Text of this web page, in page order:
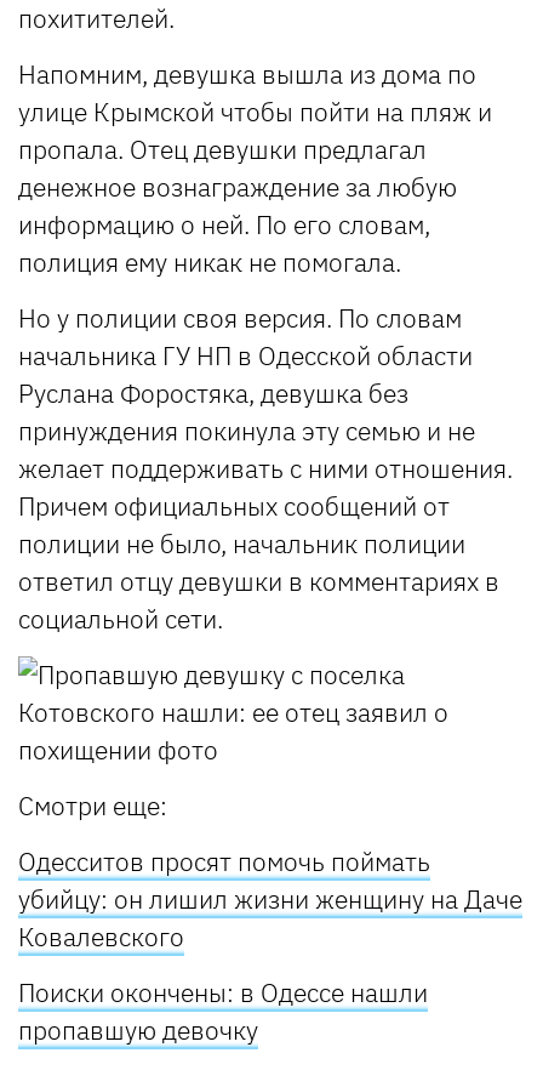
похитителей.
Напомним, девушка вышла из дома по
улице Крымской чтобы пойти на пляж и
пропала. Отец девушки предлагал
денежное вознаграждение за любую
информацию о ней. По его словам,
полиция ему никак не помогала.
Но у полиции своя версия. По словам
начальника ГУ НП в Одесской области
Руслана Форостяка, девушка без
принуждения покинула эту семью и не
желает поддерживать с ними отношения.
Причем официальных сообщений от
полиции не было, начальник полиции
ответил отцу девушки в комментариях в
социальной сети.
Смотри еще:
Одесситов просят помочь поймать
убийцу: он лишил жизни женщину на Даче
Ковалевского
Поиски окончены: в Одессе нашли
пропавшую девочку